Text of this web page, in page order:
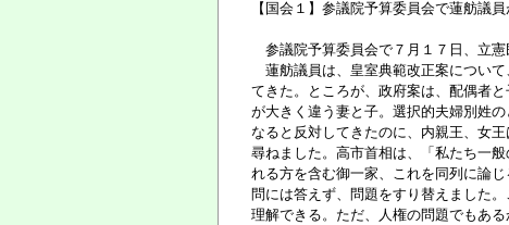
【国会１】参議院予算委員会で蓮舫議
参議院予算委員会で７月１７日、立憲
蓮舫議員は、皇室典範改正案について
てきた。ところが、政府案は、配偶者
が大きく違う妻と子。選択的夫婦別姓
なると反対してきたのに、内親王、女
尋ねました。高市首相は、「私たち一
れる方を含む御一家、これを同列に論
問には答えず、問題をすり替えました
理解できる。ただ、人権の問題でもあ